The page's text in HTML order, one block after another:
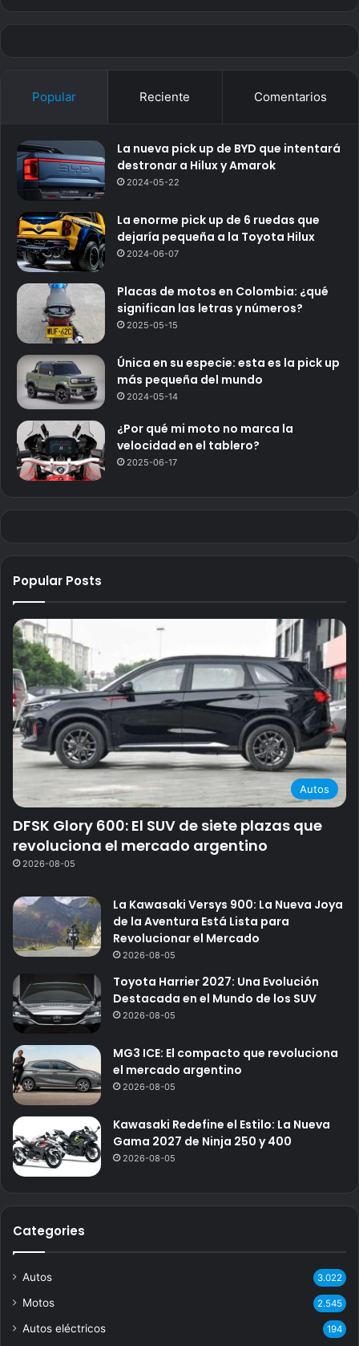
Popular Reciente Comentarios
La nueva pick up de BYD que intentará
destronar a Hilux y Amarok
2024-05-22
La enorme pick up de 6 ruedas que
dejaría pequeña a la Toyota Hilux
2024-06-07
Placas de motos en Colombia: ¿qué
significan las letras y números?
2025-05-15
Única en su especie: esta es la pick up
más pequeña del mundo
2024-05-14
¿Por qué mi moto no marca la
velocidad en el tablero?
2025-06-17
Popular Posts
Autos
DFSK Glory 600: El SUV de siete plazas que
revoluciona el mercado argentino
2026-08-05
La Kawasaki Versys 900: La Nueva Joya
de la Aventura Está Lista para
Revolucionar el Mercado
2026-08-05
Toyota Harrier 2027: Una Evolución
Destacada en el Mundo de los SUV
2026-08-05
MG3 ICE: El compacto que revoluciona
el mercado argentino
2026-08-05
Kawasaki Redefine el Estilo: La Nueva
Gama 2027 de Ninja 250 y 400
2026-08-05
Categories
Autos 3.022
Motos 2.545
Autos eléctricos 194